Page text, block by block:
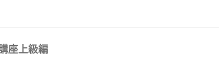
座上級編